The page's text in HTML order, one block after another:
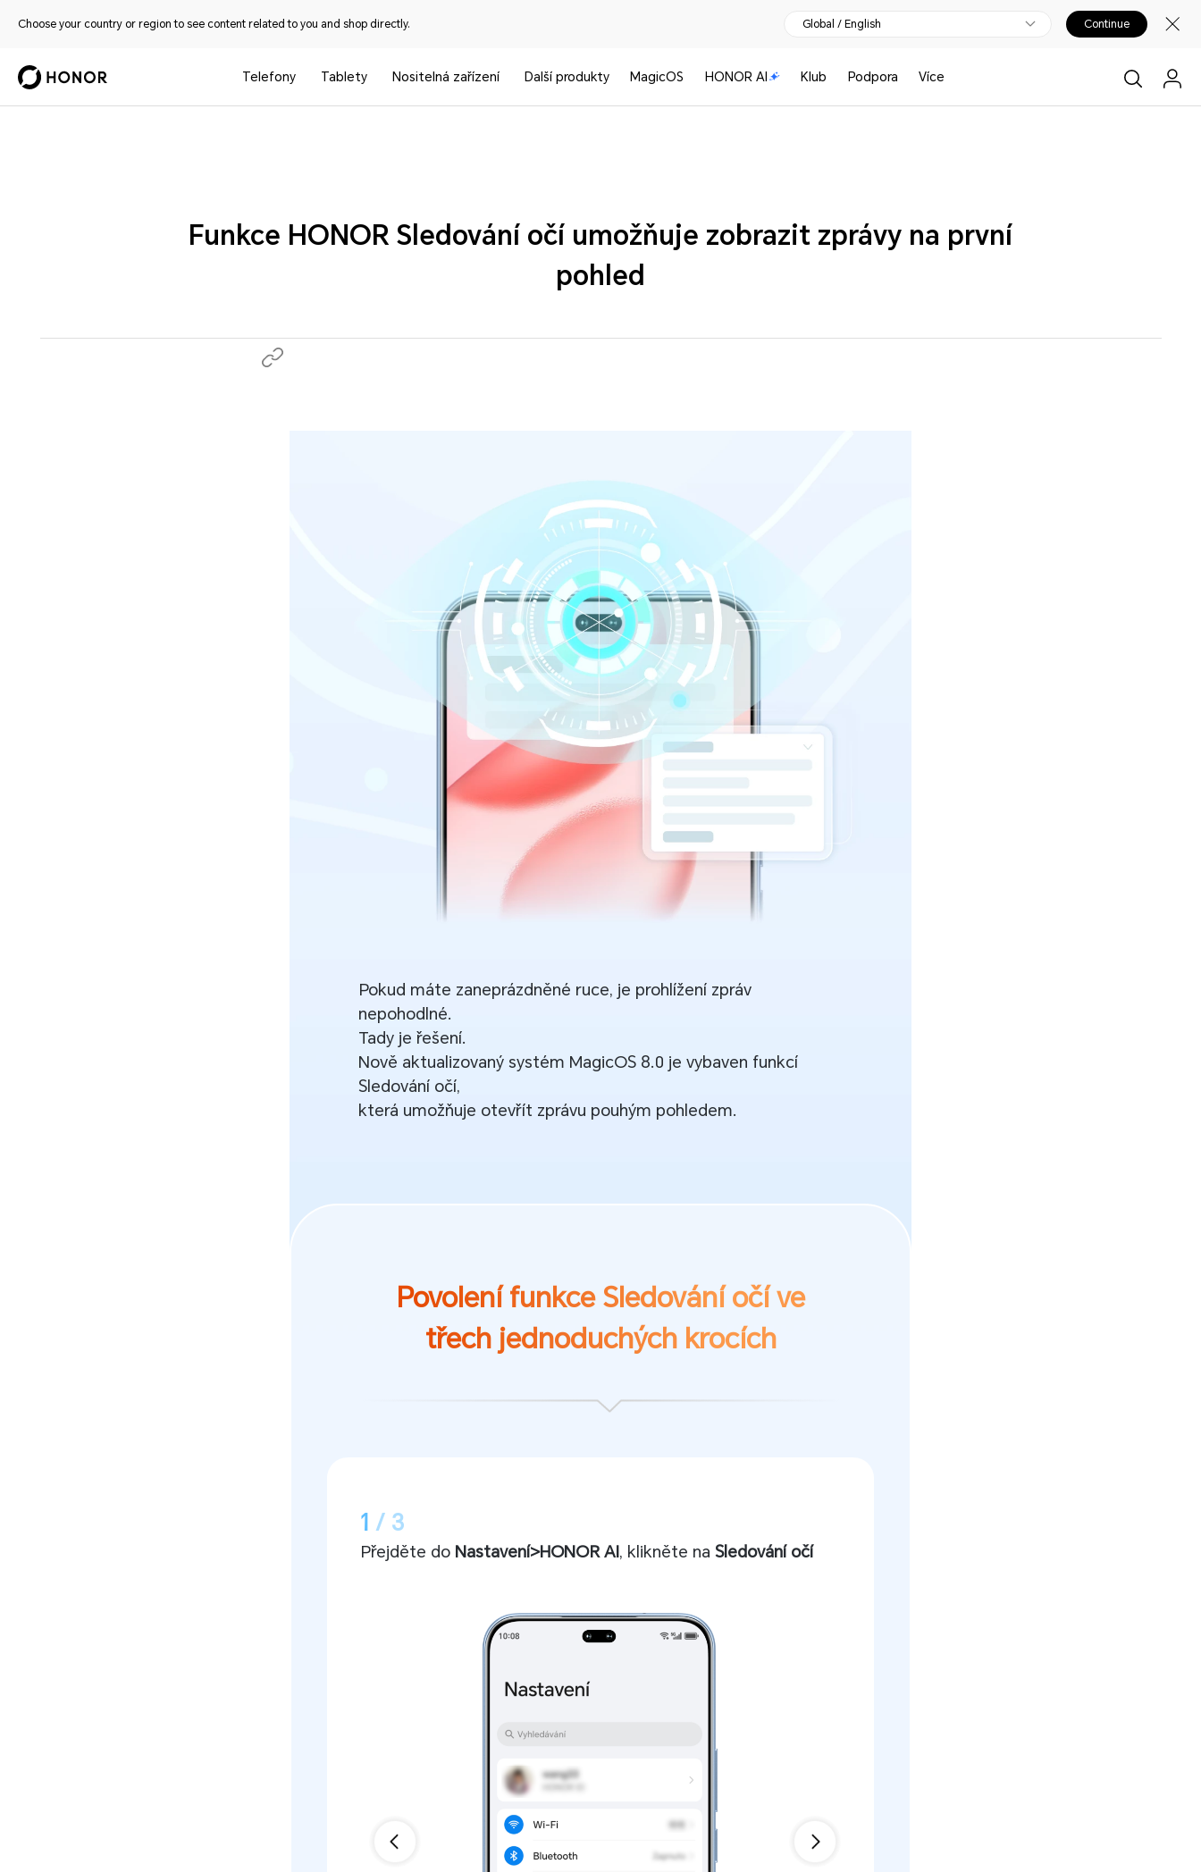
Choose your country or region to see content related to you and shop directly. Global / English Continue
Telefony Tablety Nositelná zařízení Další produkty MagicOS HONOR AI Klub Podpora Více
Funkce HONOR Sledování očí umožňuje zobrazit zprávy na první
pohled